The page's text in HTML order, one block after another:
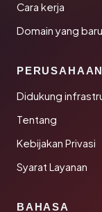
Cara kerja
Domain yang
PERUSAHAAN
Didukung
Tentang
Kebijakan Privasi
Syarat Layanan
BAHASA